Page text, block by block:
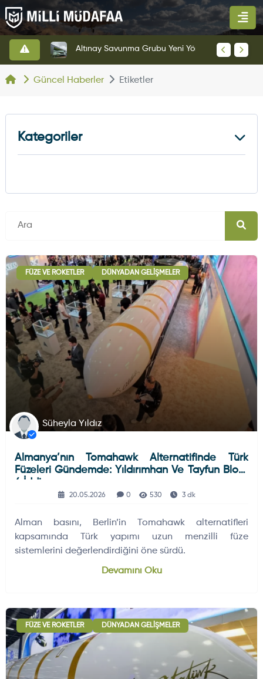
Güncel Haberler Etiketler
FÜZE VE ROKETLER DÜNYADAN GELIŞMELER
Süheyla Yıldız
Almanya’nın Tomahawk Alternatifinde Türk
Füzeleri Gündemde: Yıldırımhan Ve Tayfun Blok-
4 İddiası
20.05.2026 0 530 3 dk
Alman basını, Berlin’in Tomahawk alternatifleri
kapsamında Türk yapımı uzun menzilli füze
sistemlerini değerlendirdiğini öne sürdü.
Devamını Oku
FÜZE VE ROKETLER DÜNYADAN GELIŞMELER
Kategoriler
Deniz Haberleri 223
Uydu ve Uzay Haberi
Silah ve Mühimmatlar
Füze ve Roketler 226
Dünyadan Gelişmeler